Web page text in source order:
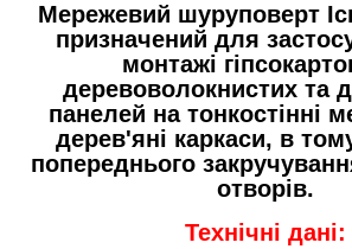
Мережевий шуруповерт
призначений для
монтажі
деревоволокнистих та
панелей на тонкостінні
дерев'яні каркаси, в
попереднього
отворів.
Технічні дані: